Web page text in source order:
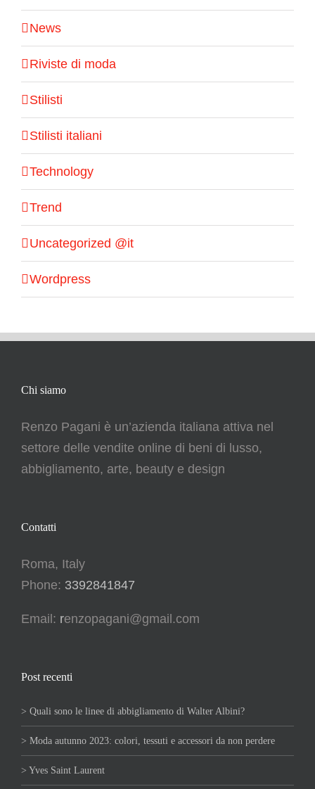
News
Riviste di moda
Stilisti
Stilisti italiani
Technology
Trend
Uncategorized @it
Wordpress
Chi siamo
Renzo Pagani è un’azienda italiana attiva nel
settore delle vendite online di beni di lusso,
abbigliamento, arte, beauty e design
Post recenti
> Quali sono le linee di abbigliamento di Walter Albini?
> Moda autunno 2023: colori, tessuti e accessori da non perdere
> Yves Saint Laurent
Contatti
Roma, Italy
Phone: 3392841847
Email: renzopagani@gmail.com